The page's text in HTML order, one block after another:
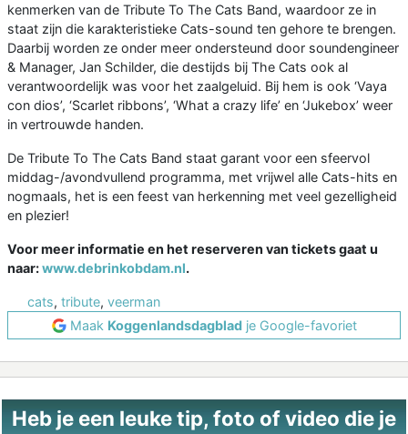
kenmerken van de Tribute To The Cats Band, waardoor ze in
staat zijn die karakteristieke Cats-sound ten gehore te brengen.
Daarbij worden ze onder meer ondersteund door soundengineer
& Manager, Jan Schilder, die destijds bij The Cats ook al
verantwoordelijk was voor het zaalgeluid. Bij hem is ook ‘Vaya
con dios’, ‘Scarlet ribbons’, ‘What a crazy life’ en ‘Jukebox’ weer
in vertrouwde handen.
De Tribute To The Cats Band staat garant voor een sfeervol
middag-/avondvullend programma, met vrijwel alle Cats-hits en
nogmaals, het is een feest van herkenning met veel gezelligheid
en plezier!
Voor meer informatie en het reserveren van tickets gaat u
naar:www.debrinkobdam.nl.
cats, tribute, veerman
Maak Koggenlandsdagbladje Google-favoriet
Heb je een leuke tip, foto of video die je